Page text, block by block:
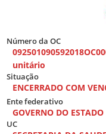
Número da OC
unitário
Situação
ENCERRADO COM
Ente federativo
GOVERNO DO
UC